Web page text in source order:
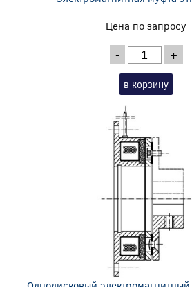
Цена по запросу
- +
в корзину